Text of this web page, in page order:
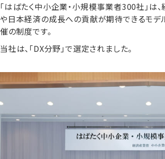
「はばたく中小企業・小規模事業者300社」
や日本経済の成長への貢献が期待できるモデ
催の制度です。
当社は、「DX分野」で選定されました。